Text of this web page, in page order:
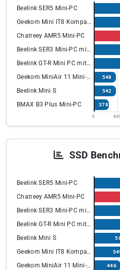
Beelink SER5 Mini-PC
Geekom Mini IT8 Kompakt PC
Chatreey AMR5 Mini-PC
Beelink SER3 Mini-PC mit Ryzen 7
Beelink GT-R Mini PC mit Ryzen Prozessor
Geekom MiniAir 11 Mini-PC 548
Beelink Mini S 542
BMAX B3 Plus Mini-PC 378
0 600
SSD
Beelink SER5 Mini-PC
Chatreey AMR5 Mini-PC
Beelink SER3 Mini-PC mit Ryzen 7
Beelink GT-R Mini PC mit Ryzen Prozessor
Beelink Mini S
Geekom Mini IT8 Kompakt PC
Geekom MiniAir 11 Mini-PC 446